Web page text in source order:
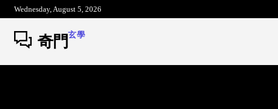
Wednesday, August 5, 2026
奇門 玄學